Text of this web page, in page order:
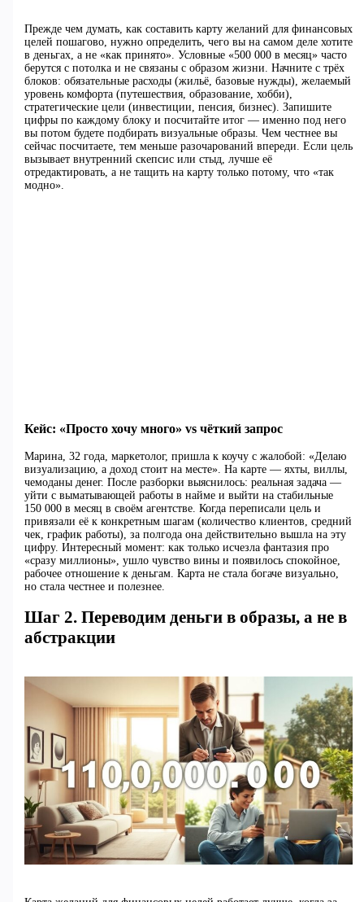
Прежде чем думать, как составить карту желаний для финансовых
целей пошагово, нужно определить, чего вы на самом деле хотите
в деньгах, а не «как принято». Условные «500 000 в месяц» часто
берутся с потолка и не связаны с образом жизни. Начните с трёх
блоков: обязательные расходы (жильё, базовые нужды), желаемый
уровень комфорта (путешествия, образование, хобби),
стратегические цели (инвестиции, пенсия, бизнес). Запишите
цифры по каждому блоку и посчитайте итог — именно под него
вы потом будете подбирать визуальные образы. Чем честнее вы
сейчас посчитаете, тем меньше разочарований впереди. Если цель
вызывает внутренний скепсис или стыд, лучше её
отредактировать, а не тащить на карту только потому, что «так
модно».
Кейс: «Просто хочу много» vs чёткий запрос
Марина, 32 года, маркетолог, пришла к коучу с жалобой: «Делаю
визуализацию, а доход стоит на месте». На карте — яхты, виллы,
чемоданы денег. После разборки выяснилось: реальная задача —
уйти с выматывающей работы в найме и выйти на стабильные
150 000 в месяц в своём агентстве. Когда переписали цель и
привязали её к конкретным шагам (количество клиентов, средний
чек, график работы), за полгода она действительно вышла на эту
цифру. Интересный момент: как только исчезла фантазия про
«сразу миллионы», ушло чувство вины и появилось спокойное,
рабочее отношение к деньгам. Карта не стала богаче визуально,
но стала честнее и полезнее.
Шаг 2. Переводим деньги в образы, а не в
абстракции